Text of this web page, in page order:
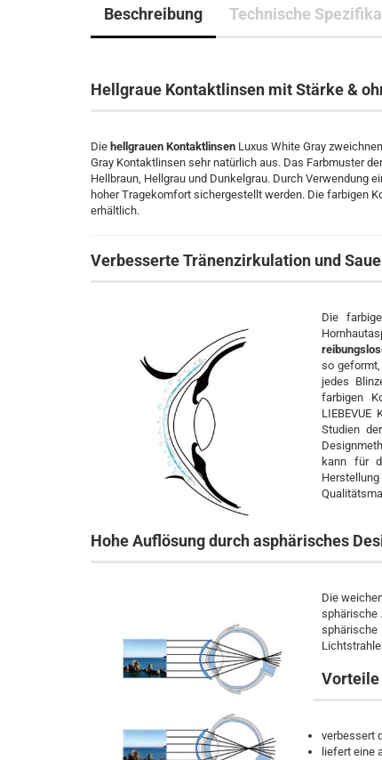
Beschreibung Technische
Hellgraue Kontaktlinsen mit Stärke &
Die hellgrauen Kontaktlinsen Luxus White Gray
Gray Kontaktlinsen sehr natürlich aus. Das Farbmuster
Hellbraun, Hellgrau und Dunkelgrau. Durch Verwendung
hoher Tragekomfort sichergestellt werden. Die farbigen
erhältlich.
Verbesserte Tränenzirkulation und
Die
so
jedes
farbigen
Studien
kann für
Hohe Auflösung durch asphärisches
Die
sphärische
Vorteile
verbessert
liefert eine